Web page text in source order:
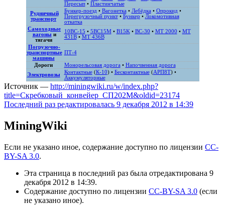
Пересып• Пластинчатые
Рудничный
транспорт
Бункер-поезд • Вагонетка • Лебёдка • Опрокид •
Перегрузочный пункт• Бункер • Локомотивная
откатка
Самоходные
вагоны и
тягачи
10ВС-15 • 5ВС15М• B15K • ВС-30 • MT 2000 • MT
431B• MT 436B
Погрузочно-
транспортные
машины
ПТ-4
Дороги Монорельсовая дорога • Напочвенная дорога
Электровозы
Контактные(К-10) • Бесконтактные(АРП8Т) •
Аккумуляторные
Источник — http://miningwiki.ru/w/index.php?
title=Скребковый_конвейер_СП202М&oldid=23174
Последний раз редактировалась 9 декабря 2012 в 14:39
MiningWiki
Если не указано иное, содержание доступно по лицензии CC-
BY-SA 3.0.
Эта страница в последний раз была отредактирована 9
декабря 2012 в 14:39.
Содержание доступно по лицензии CC-BY-SA 3.0 (если
не указано иное).